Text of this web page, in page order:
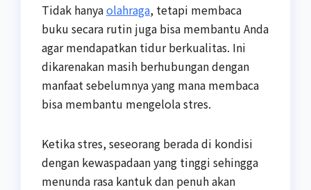
Tidak hanyaolahraga, tetapi membaca
buku secara rutin juga bisa membantu Anda
agar mendapatkan tidur berkualitas. Ini
dikarenakan masih berhubungan dengan
manfaat sebelumnya yang mana membaca
bisa membantu mengelola stres.
Ketika stres, seseorang berada di kondisi
dengan kewaspadaan yang tinggi sehingga
menunda rasa kantuk dan penuh akan